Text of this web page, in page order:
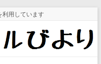
利用しています